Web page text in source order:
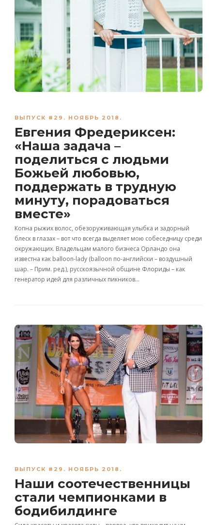
ВЫПУСК #29. НОЯБРЬ 2018.
Евгения Фредериксен:
«Наша задача –
поделиться с людьми
Божьей любовью,
поддержать в трудную
минуту, порадоваться
вместе»
Копна рыжих волос, обезоруживающая улыбка и задорный
блеск в глазах – вот что всегда выделяет мою собеседницу среди
окружающих. Владельцам малого бизнеса Орландо она
известна как balloon-lady (balloon по-английски – воздушный
шар. – Прим. ред.), русскоязычной общине Флориды – как
генератор идей для различных пикников…
ВЫПУСК #29. НОЯБРЬ 2018.
Наши соотечественницы
стали чемпионками в
бодибилдинге